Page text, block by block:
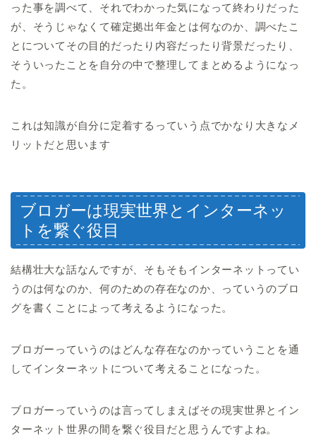
った事を調べて、それでわかった気になって終わりだった
が、そうじゃなくて確定拠出年金とは何なのか、調べたこ
とについてその目的だったり内容だったり背景だったり、
そういったことを自分の中で整理してまとめるようになっ
た。
これは知識が自分に定着するっていう点でかなり大きなメ
リットだと思います
ブロガーは現実世界とインターネッ
トを繋ぐ役目
結構壮大な話なんですが、そもそもインターネットってい
うのは何なのか、何のための存在なのか、っていうのブロ
グを書くことによって考えるようになった。
ブロガーっていうのはどんな存在なのかっていうことを通
してインターネットについて考えることになった。
ブロガーっていうのは言ってしまえばその現実世界とイン
ターネット世界の間を繋ぐ役目だと思うんですよね。